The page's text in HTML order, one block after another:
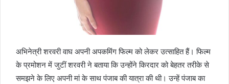
अभिनेत्री शरवरी वाघ अपनी अपकमिंग फिल्म को लेकर उत्साहित हैं। फिल्म
के प्रमोशन में जुटीं शरवरी ने बताया कि उन्होंने किरदार को बेहतर तरीके से
समझने के लिए अपनी मां के साथ पंजाब की यात्रा की थी। उन्हें पंजाब का